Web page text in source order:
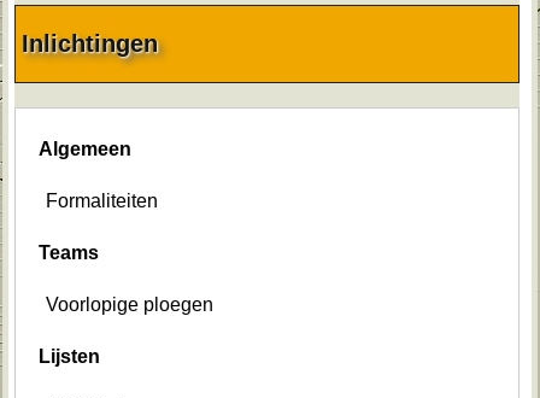
Inlichtingen
Algemeen
Formaliteiten
Teams
Voorlopige ploegen
Lijsten